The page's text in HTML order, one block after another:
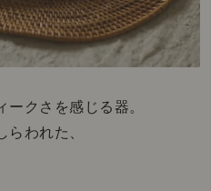
クさを感じる器。
らわれた、